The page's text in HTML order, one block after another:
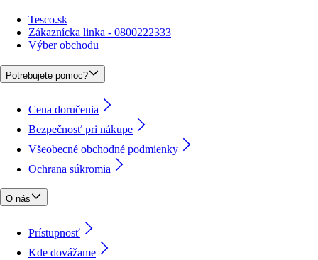
Tesco.sk
Zákaznícka linka - 0800222333
Výber obchodu
Potrebujete pomoc?
Cena doručenia
Bezpečnosť pri nákupe
Všeobecné obchodné podmienky
Ochrana súkromia
O nás
Prístupnosť
Kde dovážame